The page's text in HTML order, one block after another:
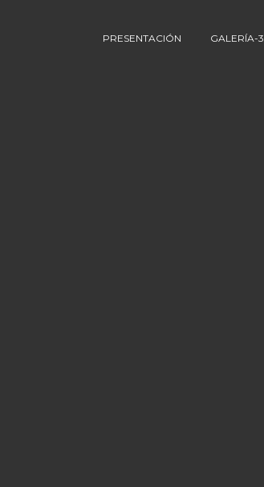
PRESENTACIÓN GALERÍA-3